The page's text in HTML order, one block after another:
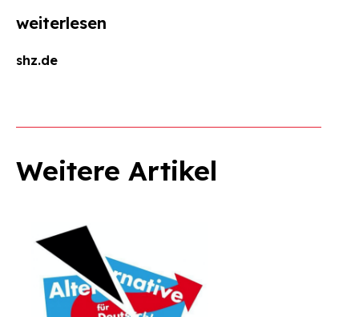
nach:
weiterlesen
shz.de
Weitere Artikel